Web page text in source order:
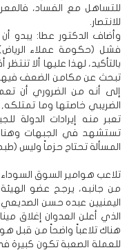
للتساهل مع الفساد،
للانتصار.
وأضاف الدكتور عطا: يبدو
فشل (حكومة عملاء
بالتأكيد، لهذا عليها ألا
تبحث عن مكامن الضعف فيها
إلى أنه من الضروري أن
الضريبي خاصتها وما
تعبر منه إيرادات الدولة
تستشهد في الجبهات
المسألة تحتاج حزماً وليس
تلاعب هوامير السوق السوداء
من جانبه، يرجح عضو الهيئة
اليمنيين عبده حسن
الذي أعلن العدوان إغلاق
هناك تلاعباً واضحاً من قبل
للعملة الصعبة تكون كبيرة